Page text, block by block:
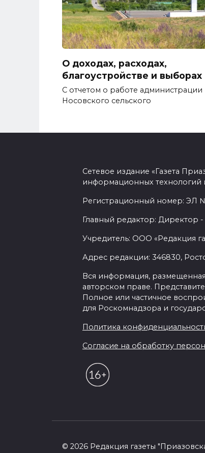
О доходах, расходах,
благоустройстве и выборах
С отчетом о работе администрации
Носовского сельского
Сетевое издание «Газета
информационных технологий
Регистрационный номер: ЭЛ
Главный редактор: Директор
Учредитель: ООО «Редакция
Адрес редакции: 346830,
Вся информация,
авторском праве.
Полное или частичное
для Роскомнадзора и
Политика
Согласие на обработку
© 2026 Редакция газеты